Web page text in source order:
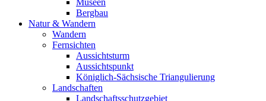
Museen
Bergbau
Natur & Wandern
Wandern
Fernsichten
Aussichtsturm
Aussichtspunkt
Königlich-Sächsische Triangulierung
Landschaften
Landschaftsschutzgebiet